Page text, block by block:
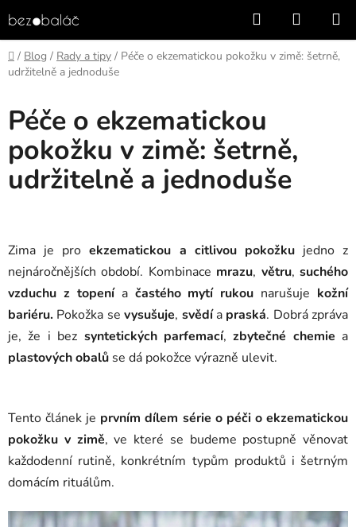
na
obsah
Hledat
KOŠÍK
Domů
/ Blog / Rady a tipy / Péče o ekzematickou pokožku v zimě: šetrně,
udržitelně a jednoduše
Péče o ekzematickou
pokožku v zimě: šetrně,
udržitelně a jednoduše
Zima je proekzematickou a citlivou pokožkujedno z
nejnáročnějších období. Kombinace mrazu, větru,suchého
vzduchu z topenía častého mytí rukou narušuje kožní
bariéru. Pokožka sevysušuje, svědía praská. Dobrá zpráva
je, že i bez syntetických parfemací,zbytečné chemie a
plastových obalů se dá pokožce výrazně ulevit.
Tento článek je prvním dílem série o péči o ekzematickou
pokožku v zimě, ve které se budeme postupně věnovat
každodenní rutině, konkrétním typům produktů i šetrným
domácím rituálům.